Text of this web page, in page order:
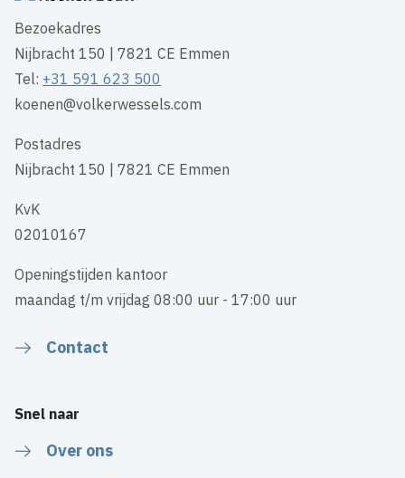
Bezoekadres
Nijbracht 150 | 7821 CE Emmen
Tel: +31 591 623 500
koenen@volkerwessels.com
Postadres
Nijbracht 150 | 7821 CE Emmen
KvK
02010167
Openingstijden kantoor
maandag t/m vrijdag 08:00 uur - 17:00 uur
Contact
Snel naar
Over ons